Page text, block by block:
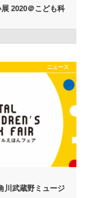
2020＠こども科
ニュース
川武蔵野ミュージ